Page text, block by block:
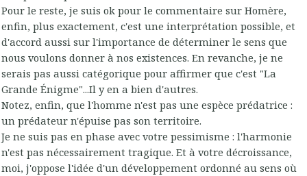
Pour le reste, je suis ok pour le commentaire sur Homère,
enfin, plus exactement, c'est une interprétation possible, et
d'accord aussi sur l'importance de déterminer le sens que
nous voulons donner à nos existences. En revanche, je ne
serais pas aussi catégorique pour affirmer que c'est "La
Grande Énigme"...Il y en a bien d'autres.
Notez, enfin, que l'homme n'est pas une espèce prédatrice :
un prédateur n'épuise pas son territoire.
Je ne suis pas en phase avec votre pessimisme : l'harmonie
n'est pas nécessairement tragique. Et à votre décroissance,
moi, j'oppose l'idée d'un développement ordonné au sens où